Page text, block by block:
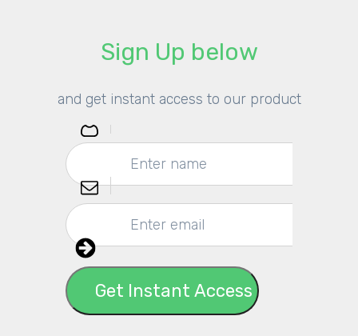
​Sign Up below
​and get instant access to our product
Get Instant Access